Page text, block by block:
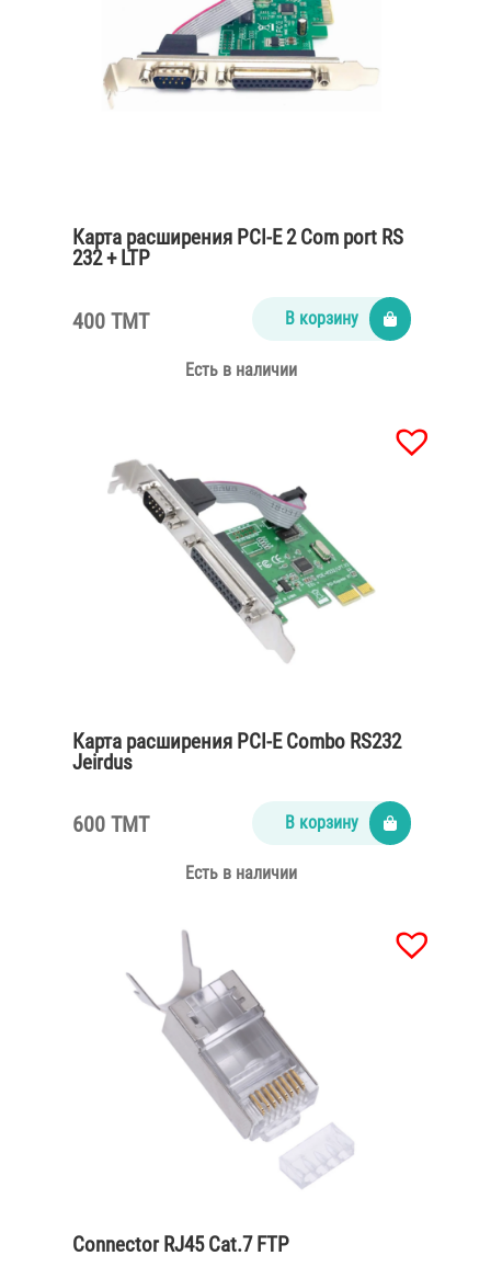
Карта расширения PCI-E 2 Com port RS
232 + LTP
400 TMT В корзину
Есть в наличии
Карта расширения PCI-E Combo RS232
Jeirdus
600 TMT В корзину
Есть в наличии
Connector RJ45 Cat.7 FTP